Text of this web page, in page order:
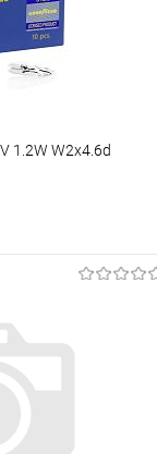
В наличии
1.2W W2x4.6d
Сравнение
В наличии